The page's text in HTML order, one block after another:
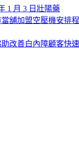
1 月 3 日 類
壯陽藥
當舖加盟空壓機安排
助改善白內障顧客快